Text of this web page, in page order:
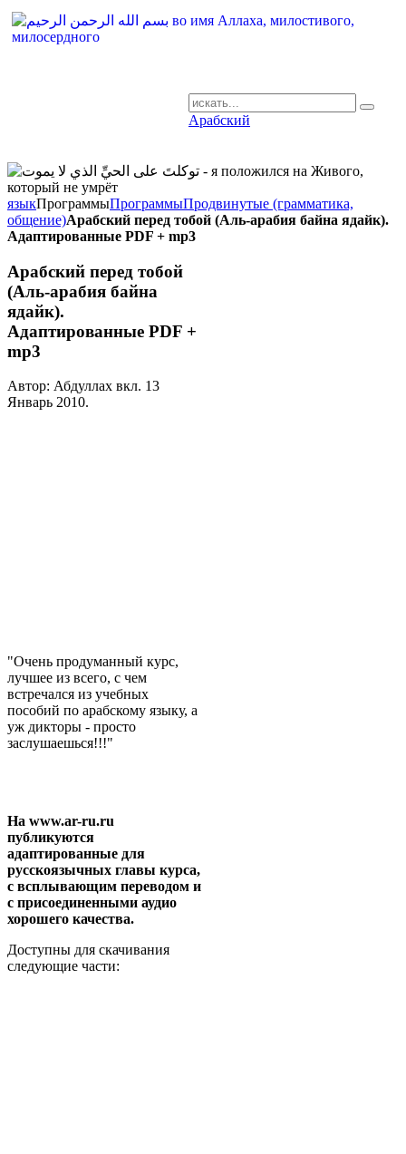
Арабский
языкПрограммыПрограммыПродвинутые (грамматика,
общение)Арабский перед тобой (Аль-арабия байна ядайк).
Адаптированные PDF + mp3
Арабский перед тобой
(Аль-арабия байна
ядайк).
Адаптированные PDF +
mp3
Автор: Абдуллах вкл. 13
Январь 2010.
"Очень продуманный курс,
лучшее из всего, с чем
встречался из учебных
пособий по арабскому языку, а
уж дикторы - просто
заслушаешься!!!"
На www.ar-ru.ru
публикуются
адаптированные для
русскоязычных главы курса,
с всплывающим переводом и
c присоединенными аудио
хорошего качества.
Доступны для скачивания
следующие части: